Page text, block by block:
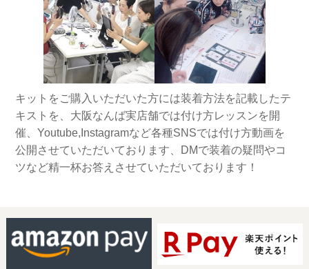
キットをご購入いただいた方には装着方法を記載したテ
キストを、大阪なんば実店舗では付け方レッスンを開
催、Youtube,Instagramなど各種SNSでは付け方動画を
公開させていただいております、DMで装着の疑問やコ
ツなど精一杯お答えさせていただいております！